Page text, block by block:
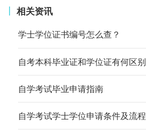
相关资讯
学士学位证书编号怎么查？
自学考试毕业申请指南
自学考试学士学位申请条件及流程